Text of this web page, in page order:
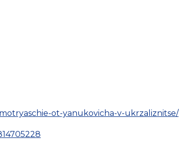
ot-yanukovicha-v-ukrzaliznitse/